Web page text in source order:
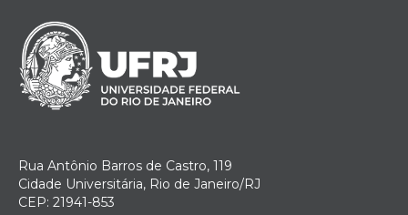
Rua Antônio Barros de Castro, 119
Cidade Universitária, Rio de Janeiro/RJ
CEP: 21941-853